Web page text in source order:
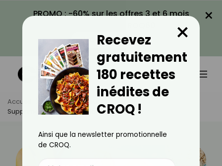
PROMO : -60% sur les offres 3 et 6 mois
VOIR LA PROMO
×
Accueil Actus
Minceur
Supprimer Le Goûter : Efficace Pour Maigrir ?
Recevez
gratuitement
180 recettes
inédites de
CROQ !
×
Ainsi que la newsletter promotionnelle
de CROQ.